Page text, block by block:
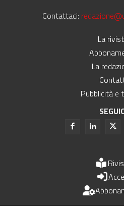
Contattaci:
La
La
Pubblicità e